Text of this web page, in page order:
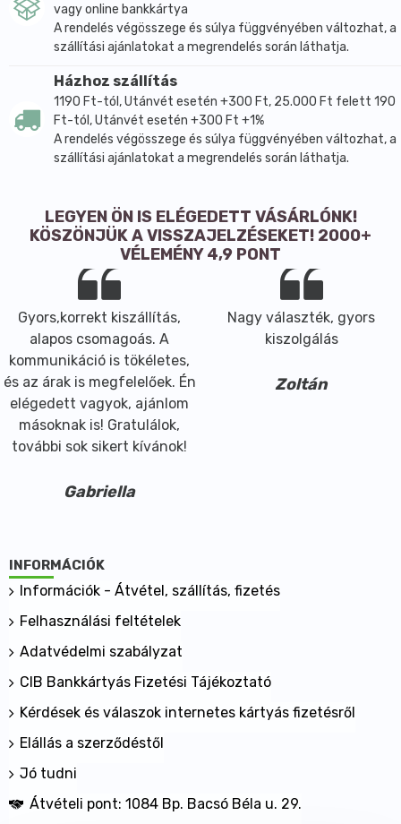
vagy online bankkártya
A rendelés végösszege és súlya függvényében változhat, a
szállítási ajánlatokat a megrendelés során láthatja.
Házhoz szállítás
1190 Ft-tól, Utánvét esetén +300 Ft, 25.000 Ft felett 190
Ft-tól, Utánvét esetén +300 Ft +1%
A rendelés végösszege és súlya függvényében változhat, a
szállítási ajánlatokat a megrendelés során láthatja.
LEGYEN ÖN IS ELÉGEDETT VÁSÁRLÓNK!
KÖSZÖNJÜK A VISSZAJELZÉSEKET! 2000+
VÉLEMÉNY 4,9 PONT
Gyors,korrekt kiszállítás,
alapos csomagoás. A
kommunikáció is tökéletes,
és az árak is megfelelőek. Én
elégedett vagyok, ajánlom
másoknak is! Gratulálok,
további sok sikert kívánok!
Gabriella
Nagy választék, gyors
kiszolgálás
Zoltán
INFORMÁCIÓK
Információk - Átvétel, szállítás, fizetés
Felhasználási feltételek
Adatvédelmi szabályzat
CIB Bankkártyás Fizetési Tájékoztató
Kérdések és válaszok internetes kártyás fizetésről
Elállás a szerződéstől
Jó tudni
Átvételi pont: 1084 Bp. Bacsó Béla u. 29.